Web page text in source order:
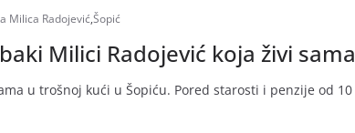
Milica Radojević,Šopić
Milici Radojević koja živi sama
u trošnoj kući u Šopiću. Pored starosti i penzije od 10